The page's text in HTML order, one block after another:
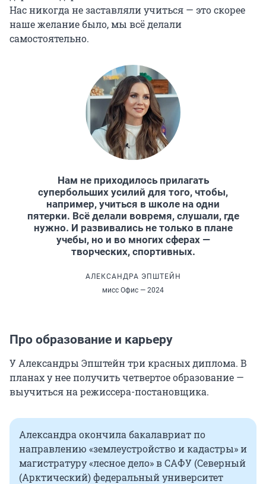
Нас никогда не заставляли учиться — это скорее
наше желание было, мы всё делали
самостоятельно.
Нам не приходилось прилагать
супербольших усилий для того, чтобы,
например, учиться в школе на одни
пятерки. Всё делали вовремя, слушали, где
нужно. И развивались не только в плане
учебы, но и во многих сферах —
творческих, спортивных.
АЛЕКСАНДРА ЭПШТЕЙН
мисс Офис — 2024
Про образование и карьеру
У Александры Эпштейн три красных диплома. В
планах у нее получить четвертое образование —
выучиться на режиссера-постановщика.
Александра окончила бакалавриат по
направлению «землеустройство и кадастры» и
магистратуру «лесное дело» в САФУ (Северный
(Арктический) федеральный университет